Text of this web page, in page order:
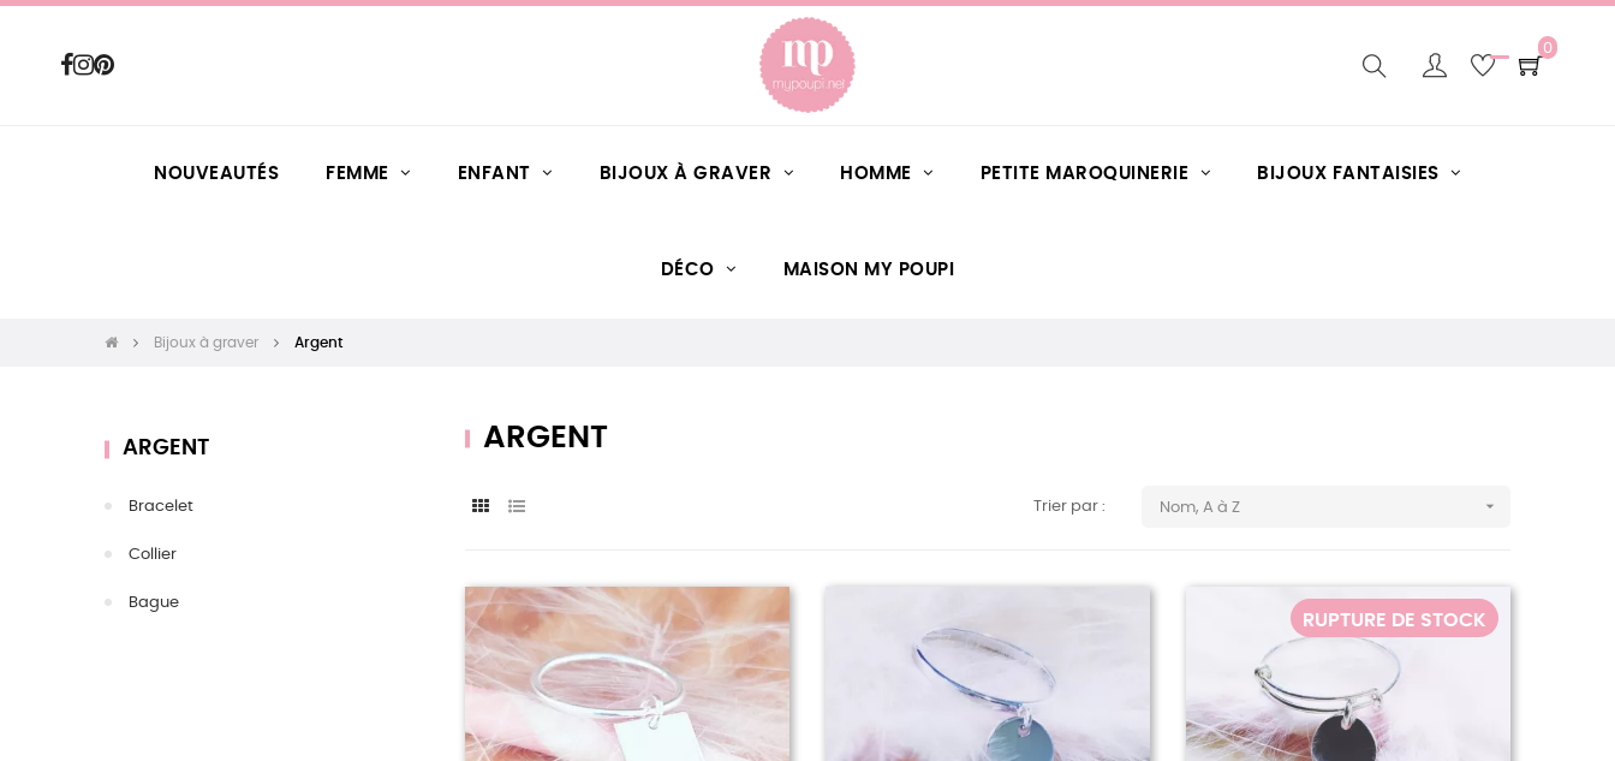
0
NOUVEAUTÉS FEMME ENFANT BIJOUX À GRAVER HOMME PETITE MAROQUINERIE BIJOUX FANTAISIES
DÉCO MAISON MY POUPI
Bijoux à graver Argent
ARGENT
Bracelet
Collier
Bague
ARGENT
Trier par : Nom, A à Z 
RUPTURE DE STOCK